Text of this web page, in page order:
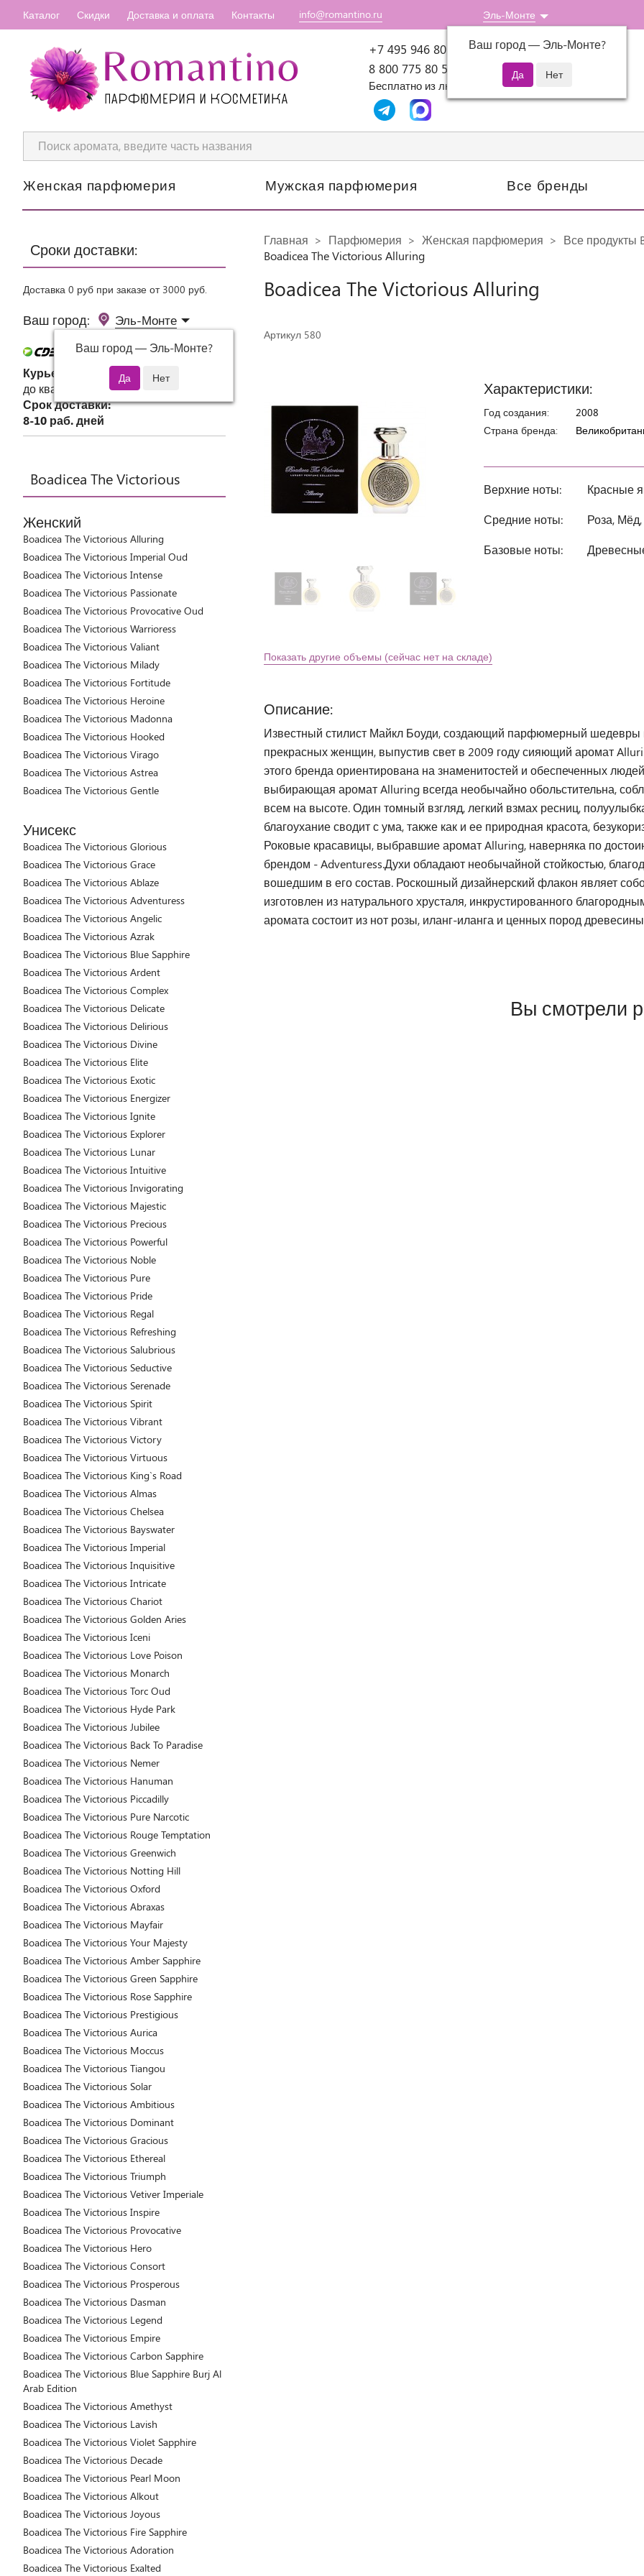
Каталог Скидки Доставка и оплата Контакты info@romantino.ru Эль-Монте
Ваш город — Эль-Монте?
+7 495 946 80 07 Пн-Пт: 10:00-18:00
8 800 775 80 51
Бесплатно из любого региона России
Женская парфюмерия Мужская парфюмерия Все бренды
Сроки доставки:
Доставка 0 руб при заказе от 3000 руб.
Ваш город: Эль-Монте
Ваш город — Эль-Монте?
Курьер СДЭК
до квартиры или офиса
Срок доставки:
8-10 раб. дней
Boadicea The Victorious
Женский
Boadicea The Victorious Alluring
Boadicea The Victorious Imperial Oud
Boadicea The Victorious Intense
Boadicea The Victorious Passionate
Boadicea The Victorious Provocative Oud
Boadicea The Victorious Warrioress
Boadicea The Victorious Valiant
Boadicea The Victorious Milady
Boadicea The Victorious Fortitude
Boadicea The Victorious Heroine
Boadicea The Victorious Madonna
Boadicea The Victorious Hooked
Boadicea The Victorious Virago
Boadicea The Victorious Astrea
Boadicea The Victorious Gentle
Унисекс
Boadicea The Victorious Glorious
Boadicea The Victorious Grace
Boadicea The Victorious Ablaze
Boadicea The Victorious Adventuress
Boadicea The Victorious Angelic
Boadicea The Victorious Azrak
Boadicea The Victorious Blue Sapphire
Boadicea The Victorious Ardent
Boadicea The Victorious Complex
Boadicea The Victorious Delicate
Boadicea The Victorious Delirious
Boadicea The Victorious Divine
Boadicea The Victorious Elite
Boadicea The Victorious Exotic
Boadicea The Victorious Energizer
Boadicea The Victorious Ignite
Boadicea The Victorious Explorer
Boadicea The Victorious Lunar
Boadicea The Victorious Intuitive
Boadicea The Victorious Invigorating
Boadicea The Victorious Majestic
Boadicea The Victorious Precious
Boadicea The Victorious Powerful
Boadicea The Victorious Noble
Boadicea The Victorious Pure
Boadicea The Victorious Pride
Boadicea The Victorious Regal
Boadicea The Victorious Refreshing
Boadicea The Victorious Salubrious
Boadicea The Victorious Seductive
Boadicea The Victorious Serenade
Boadicea The Victorious Spirit
Boadicea The Victorious Vibrant
Boadicea The Victorious Victory
Boadicea The Victorious Virtuous
Boadicea The Victorious King`s Road
Boadicea The Victorious Almas
Boadicea The Victorious Chelsea
Boadicea The Victorious Bayswater
Boadicea The Victorious Imperial
Boadicea The Victorious Inquisitive
Boadicea The Victorious Intricate
Boadicea The Victorious Chariot
Boadicea The Victorious Golden Aries
Boadicea The Victorious Iceni
Boadicea The Victorious Love Poison
Boadicea The Victorious Monarch
Boadicea The Victorious Torc Oud
Boadicea The Victorious Hyde Park
Boadicea The Victorious Jubilee
Boadicea The Victorious Back To Paradise
Boadicea The Victorious Nemer
Boadicea The Victorious Hanuman
Boadicea The Victorious Piccadilly
Boadicea The Victorious Pure Narcotic
Boadicea The Victorious Rouge Temptation
Boadicea The Victorious Greenwich
Boadicea The Victorious Notting Hill
Boadicea The Victorious Oxford
Boadicea The Victorious Abraxas
Boadicea The Victorious Mayfair
Boadicea The Victorious Your Majesty
Boadicea The Victorious Amber Sapphire
Boadicea The Victorious Green Sapphire
Boadicea The Victorious Rose Sapphire
Boadicea The Victorious Prestigious
Boadicea The Victorious Aurica
Boadicea The Victorious Moccus
Boadicea The Victorious Tiangou
Boadicea The Victorious Solar
Boadicea The Victorious Ambitious
Boadicea The Victorious Dominant
Boadicea The Victorious Gracious
Boadicea The Victorious Ethereal
Boadicea The Victorious Triumph
Boadicea The Victorious Vetiver Imperiale
Boadicea The Victorious Inspire
Boadicea The Victorious Provocative
Boadicea The Victorious Hero
Boadicea The Victorious Consort
Boadicea The Victorious Prosperous
Boadicea The Victorious Dasman
Boadicea The Victorious Legend
Boadicea The Victorious Empire
Boadicea The Victorious Carbon Sapphire
Boadicea The Victorious Blue Sapphire Burj Al
Arab Edition
Boadicea The Victorious Amethyst
Boadicea The Victorious Lavish
Boadicea The Victorious Violet Sapphire
Boadicea The Victorious Decade
Boadicea The Victorious Pearl Moon
Boadicea The Victorious Alkout
Boadicea The Victorious Joyous
Boadicea The Victorious Fire Sapphire
Boadicea The Victorious Adoration
Boadicea The Victorious Exalted
Главная Парфюмерия Женская парфюмерия
Все продукты
Boadicea The Victorious Alluring
Boadicea The Victorious Alluring
Артикул 580
Характеристики:
Год создания:
2008
Страна бренда:
Верхние ноты:
Красные
Средние ноты:
Роза,
Базовые ноты:
Показать другие объемы (сейчас нет на складе)
Описание:
Известный стилист Майкл Боуди, создающий парфюмерный шедевры
прекрасных женщин, выпустив свет в 2009 году сияющий аромат
этого бренда ориентирована на знаменитостей и обеспеченных
выбирающая аромат Alluring всегда необычайно обольстительна,
всем на высоте. Один томный взгляд, легкий взмах ресниц,
благоухание сводит с ума, также как и ее природная красота,
Роковые красавицы, выбравшие аромат Alluring, наверняка по
брендом - Adventuress.Духи обладают необычайной стойкостью,
вошедшим в его состав. Роскошный дизайнерский флакон являет
изготовлен из натурального хрусталя, инкрустированного
аромата состоит из нот розы, иланг-иланга и ценных пород
Вы смотрели